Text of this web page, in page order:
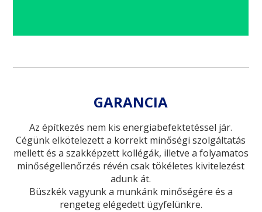
GARANCIA
Az építkezés nem kis energiabefektetéssel jár.
Cégünk elkötelezett a korrekt minőségi szolgáltatás
mellett és a szakképzett kollégák, illetve a folyamatos
minőségellenőrzés révén csak tökéletes kivitelezést
adunk át.
Büszkék vagyunk a munkánk minőségére és a
rengeteg elégedett ügyfelünkre.